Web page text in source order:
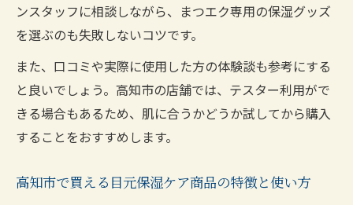
ンスタッフに相談しながら、まつエク専用の保湿グッズ
を選ぶのも失敗しないコツです。
また、口コミや実際に使用した方の体験談も参考にする
と良いでしょう。高知市の店舗では、テスター利用がで
きる場合もあるため、肌に合うかどうか試してから購入
することをおすすめします。
高知市で買える目元保湿ケア商品の特徴と使い方